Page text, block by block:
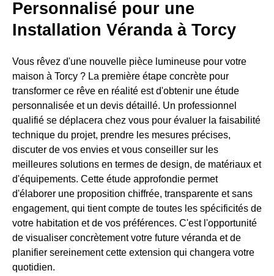
Personnalisé pour une
Installation Véranda à Torcy
Vous rêvez d'une nouvelle pièce lumineuse pour votre
maison à Torcy ? La première étape concrète pour
transformer ce rêve en réalité est d'obtenir une étude
personnalisée et un devis détaillé. Un professionnel
qualifié se déplacera chez vous pour évaluer la faisabilité
technique du projet, prendre les mesures précises,
discuter de vos envies et vous conseiller sur les
meilleures solutions en termes de design, de matériaux et
d'équipements. Cette étude approfondie permet
d'élaborer une proposition chiffrée, transparente et sans
engagement, qui tient compte de toutes les spécificités de
votre habitation et de vos préférences. C'est l'opportunité
de visualiser concrètement votre future véranda et de
planifier sereinement cette extension qui changera votre
quotidien.